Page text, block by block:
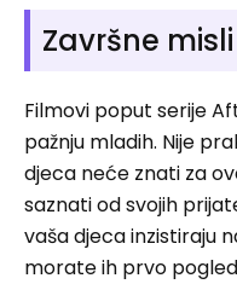
Završne misli
Filmovi poput serije
pažnju mladih. Nije
djeca neće znati za
saznati od svojih
vaša djeca inzistiraju
morate ih prvo